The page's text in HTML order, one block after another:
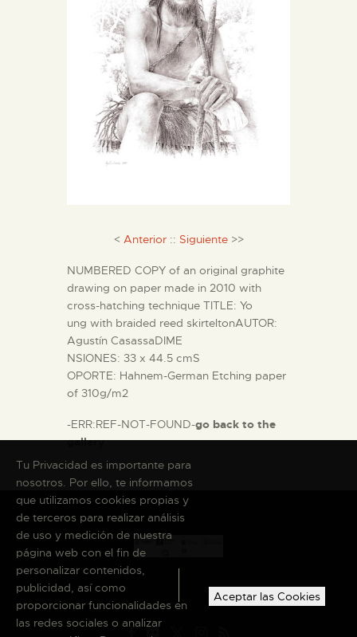
EXHIBITION AND
COLLECTIONS
CENTRO DE
DOCUMENTACIÓN
SERVICES
< Anterior :: Siguiente >>
NUMBERED COPY of an original graphite
drawing on paper made in 2010 with
cross-hatching technique TITLE: Yo
ung with braided reed skirteltonAUTOR:
Agustín CasassaDIME
NSIONES: 33 x 44.5 cmS
OPORTE: Hahnem-German Etching paper
of 310g/m2
-ERR:REF-NOT-FOUND-go back to the
gallery
Tu Privacidad es importante para
nosotros. Por ello, te informamos
que utilizamos cookies propias y
de terceros para realizar análisis
de uso y medición de nuestra
página web con el fin de
personalizar contenidos,
publicidad, así como
proporcionar funcionalidades en
las redes sociales o analizar
Aceptar las Cookies